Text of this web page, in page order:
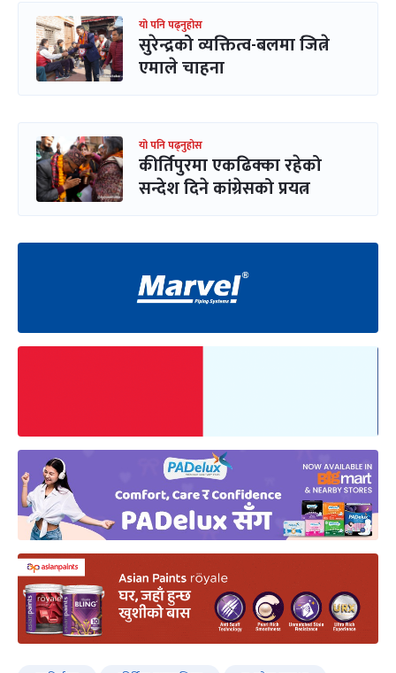
यो पनि पढ्नुहोस
सुरेन्द्रको व्यक्तित्व-बलमा जित्ने
एमाले चाहना
यो पनि पढ्नुहोस
कीर्तिपुरमा एकढिक्का रहेको
सन्देश दिने कांग्रेसको प्रयत्न